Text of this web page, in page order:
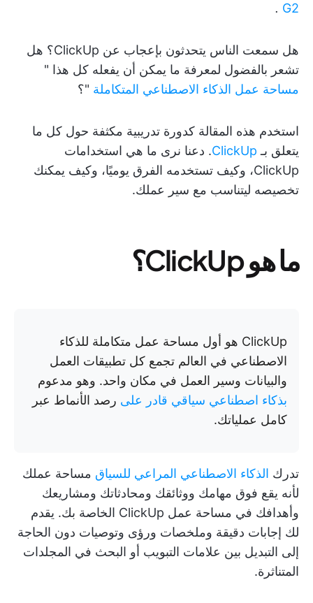
G2
.
هل سمعت الناس يتحدثون بإعجاب عن ClickUp؟ هل
تشعر بالفضول لمعرفة ما يمكن أن يفعله كل هذا "
مساحة عمل الذكاء الاصطناعي المتكاملة "؟
استخدم هذه المقالة كدورة تدريبية مكثفة حول كل ما
يتعلق بـ ClickUp. دعنا نرى ما هي استخدامات
ClickUp، وكيف تستخدمه الفرق يوميًا، وكيف يمكنك
تخصيصه ليتناسب مع سير عملك.
ما هو ClickUp؟
ClickUp هو أول مساحة عمل متكاملة للذكاء
الاصطناعي في العالم تجمع كل تطبيقات العمل
والبيانات وسير العمل في مكان واحد. وهو مدعوم
بذكاء اصطناعي سياقي قادر على رصد الأنماط عبر
كامل عملياتك.
تدرك الذكاء الاصطناعي المراعي للسياق مساحة عملك
لأنه يقع فوق مهامك ووثائقك ومحادثاتك ومشاريعك
وأهدافك في مساحة عمل ClickUp الخاصة بك. يقدم
لك إجابات دقيقة وملخصات ورؤى وتوصيات دون الحاجة
إلى التبديل بين علامات التبويب أو البحث في المجلدات
المتناثرة.